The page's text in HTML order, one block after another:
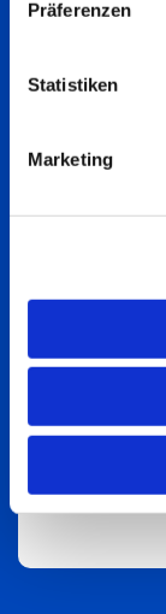
Präferenzen
Statistiken
Marketing